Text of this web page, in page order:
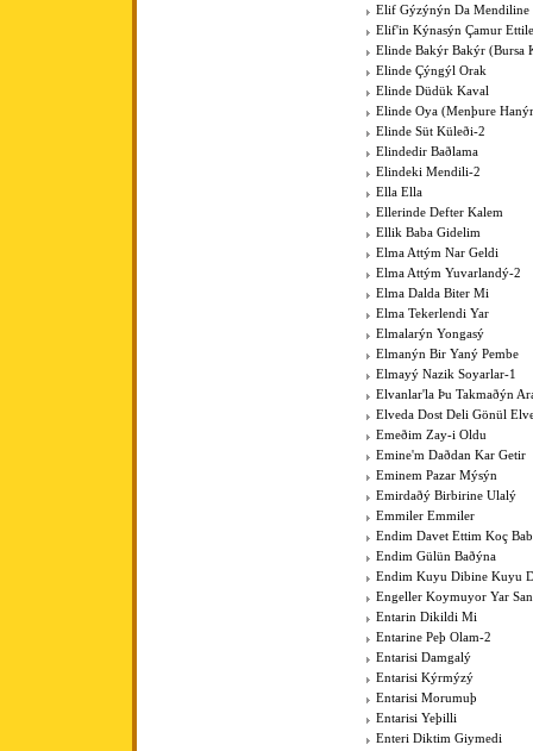
Elif Gýzýnýn Da Mendiline
Elif'in Kýnasýn Çamur
Elinde Bakýr Bakýr (Bursa
Elinde Çýngýl Orak
Elinde Düdük Kaval
Elinde Oya (Menþure
Elinde Süt Küleði-2
Elindedir Baðlama
Elindeki Mendili-2
Ella Ella
Ellerinde Defter Kalem
Ellik Baba Gidelim
Elma Attým Nar Geldi
Elma Attým Yuvarlandý-2
Elma Dalda Biter Mi
Elma Tekerlendi Yar
Elmalarýn Yongasý
Elmanýn Bir Yaný Pembe
Elmayý Nazik Soyarlar-1
Elvanlar'la Þu Takmaðýn
Elveda Dost Deli Gönül
Emeðim Zay-i Oldu
Emine'm Daðdan Kar Getir
Eminem Pazar Mýsýn
Emirdaðý Birbirine Ulalý
Emmiler Emmiler
Endim Davet Ettim Koç
Endim Gülün Baðýna
Endim Kuyu Dibine Kuyu
Engeller Koymuyor Yar
Entarin Dikildi Mi
Entarine Peþ Olam-2
Entarisi Damgalý
Entarisi Kýrmýzý
Entarisi Morumuþ
Entarisi Yeþilli
Enteri Diktim Giymedi